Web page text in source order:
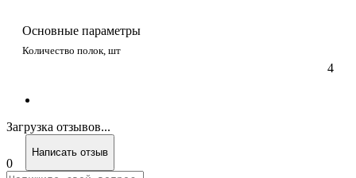
Основные параметры
Количество полок, шт
4
Загрузка отзывов...
0
Написать отзыв